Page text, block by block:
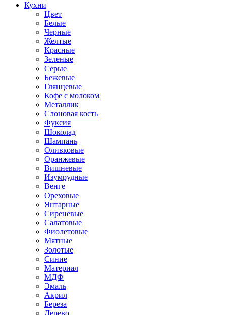
Кухни
Цвет
Белые
Черные
Желтые
Красные
Зеленые
Серые
Бежевые
Глянцевые
Кофе с молоком
Металлик
Слоновая кость
Фуксия
Шоколад
Шампань
Оливковые
Оранжевые
Вишневые
Изумрудные
Венге
Ореховые
Янтарные
Сиреневые
Салатовые
Фиолетовые
Мятные
Золотые
Синие
Материал
МДФ
Эмаль
Акрил
Береза
Дерево